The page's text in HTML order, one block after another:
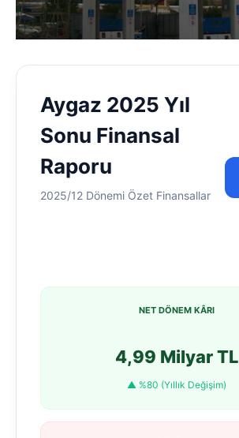
Aygaz 2025 Yıl
Sonu Finansal
Raporu
2025/12 Dönemi Özet Finansallar
NET DÖNEM KÂRI
4,99 Milyar TL
▲ %80 (Yıllık Değişim)